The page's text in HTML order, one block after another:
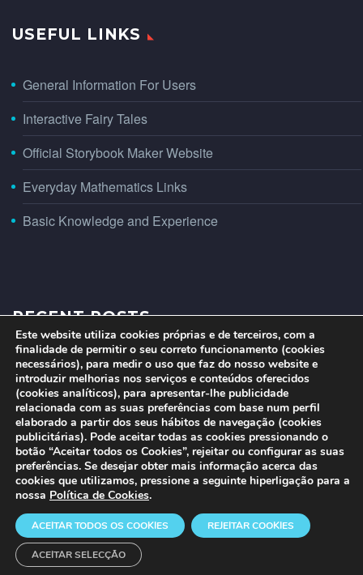
USEFUL LINKS
General Information For Users
Interactive Fairy Tales
Official Storybook Maker Website
Everyday Mathematics Links
Basic Knowledge and Experience
RECENT POSTS
2026 Connecta
Este website utiliza cookies próprias e de terceiros, com a
finalidade de permitir o seu correto funcionamento (cookies
necessários), para medir o uso que faz do nosso website e
introduzir melhorias nos serviços e conteúdos oferecidos
(cookies analíticos), para apresentar-lhe publicidade
relacionada com as suas preferências com base num perfil
elaborado a partir dos seus hábitos de navegação (cookies
publicitárias). Pode aceitar todas as cookies pressionando o
botão “Aceitar todos os Cookies”, rejeitar ou configurar as suas
preferências. Se desejar obter mais informação acerca das
cookies que utilizamos, pressione a seguinte hiperligação para a
nossa Política de Cookies.
ACEITAR TODOS OS COOKIES REJEITAR COOKIES
ACEITAR SELECÇÃO